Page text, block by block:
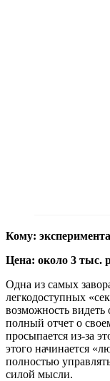
Кому:
Цена: около 3 тыс.
Одна из самых
легкодоступных
возможность
полный отчет о
просыпается из-за
этого начинается
полностью
силой мысли.